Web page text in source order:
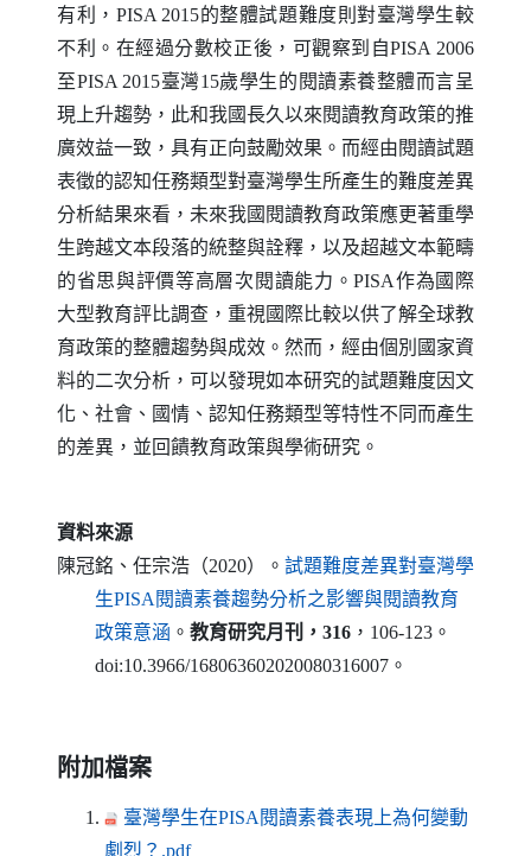
有利， PISA 2015的整體試題難度則對臺灣學生較
不利。在經過分數校正後，可觀察到自PISA 2006
至PISA 2015臺灣15歲學生的閱讀素養整體而言呈
現上升趨勢，此和我國長久以來閱讀教育政策的推
廣效益一致，具有正向鼓勵效果。而經由閱讀試題
表徵的認知任務類型對臺灣學生所產生的難度差異
分析結果來看，未來我國閱讀教育政策應更著重學
生跨越文本段落的統整與詮釋，以及超越文本範疇
的省思與評價等高層次閱讀能力。PISA作為國際
大型教育評比調查，重視國際比較以供了解全球教
育政策的整體趨勢與成效。然而，經由個別國家資
料的二次分析，可以發現如本研究的試題難度因文
化、社會、國情、認知任務類型等特性不同而產生
的差異，並回饋教育政策與學術研究。
資料來源
陳冠銘、任宗浩（2020）。 試題難度差異對臺灣學
生PISA 閱讀素養趨勢分析之影響與閱讀教育
政策意涵（另開新視窗）
。 教育研究月刊，316 ，106-123。
doi:10.3966/168063602020080316007。
附加檔案
臺灣學生在PISA閱讀素養表現上為何變動
劇烈？.pdf（另開新視窗）